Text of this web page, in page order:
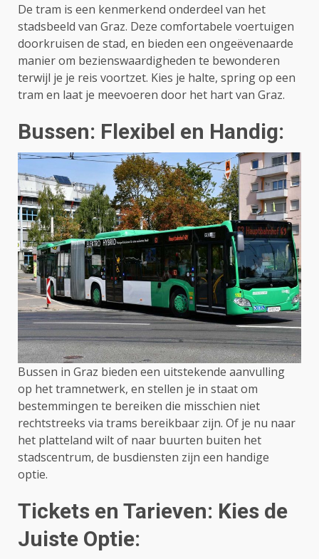
De tram is een kenmerkend onderdeel van het
stadsbeeld van Graz. Deze comfortabele voertuigen
doorkruisen de stad, en bieden een ongeëvenaarde
manier om bezienswaardigheden te bewonderen
terwijl je je reis voortzet. Kies je halte, spring op een
tram en laat je meevoeren door het hart van Graz.
Bussen: Flexibel en Handig:
Bussen in Graz bieden een uitstekende aanvulling
op het tramnetwerk, en stellen je in staat om
bestemmingen te bereiken die misschien niet
rechtstreeks via trams bereikbaar zijn. Of je nu naar
het platteland wilt of naar buurten buiten het
stadscentrum, de busdiensten zijn een handige
optie.
Tickets en Tarieven: Kies de
Juiste Optie: